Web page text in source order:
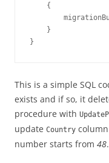
    {
    }
}
This is a simple SQL
exists and if so, it
procedure with
update Country
number starts from 48.